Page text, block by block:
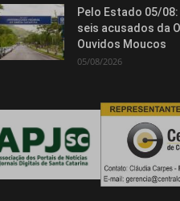
Pelo Estado 05/
seis acusados da
Ouvidos Moucos
05/08/2026